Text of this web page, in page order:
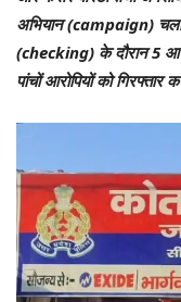
अभियान (campaign)
(checking) के दौरान 5
पांचों आरोपियों को